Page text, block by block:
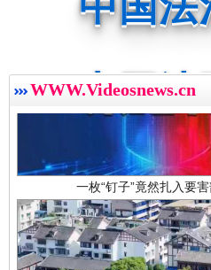
中国
中国
中国医
WWW.Videosnews.cn
一枚“钉子”竟然扎入要